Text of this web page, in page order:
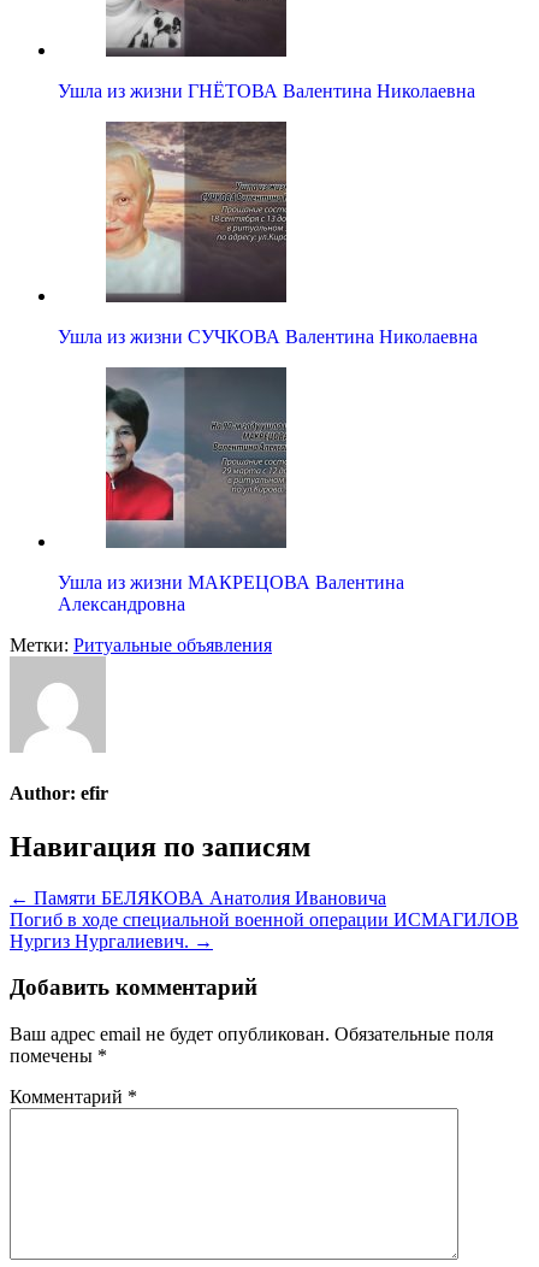
Ушла из жизни ГНЁТОВА Валентина Николаевна
Ушла из жизни СУЧКОВА Валентина Николаевна
Ушла из жизни МАКРЕЦОВА Валентина
Александровна
Метки: Ритуальные объявления
Author: efir
Навигация по записям
← Памяти БЕЛЯКОВА Анатолия Ивановича
Погиб в ходе специальной военной операции ИСМАГИЛОВ
Нургиз Нургалиевич. →
Добавить комментарий
Ваш адрес email не будет опубликован. Обязательные поля
помечены *
Комментарий *